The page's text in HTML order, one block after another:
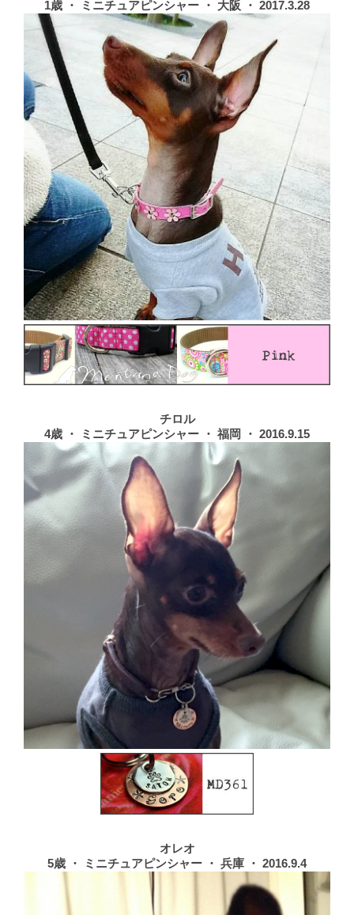
1歳 ・ ミニチュアピンシャー ・ 大阪 ・ 2017.3.28
チロル
4歳 ・ ミニチュアピンシャー ・ 福岡 ・ 2016.9.15
オレオ
5歳 ・ ミニチュアピンシャー ・ 兵庫 ・ 2016.9.4